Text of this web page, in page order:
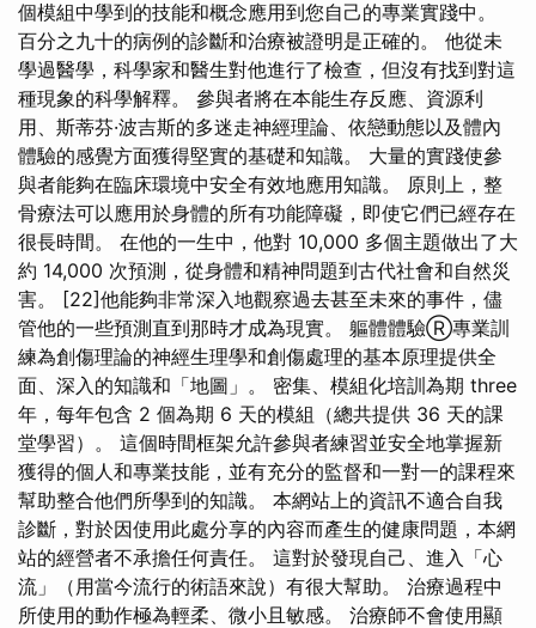
個模組中學到的技能和概念應用到您自己的專業實踐中。
百分之九十的病例的診斷和治療被證明是正確的。 他從未
學過醫學，科學家和醫生對他進行了檢查，但沒有找到對這
種現象的科學解釋。 參與者將在本能生存反應、資源利
用、斯蒂芬·波吉斯的多迷走神經理論、依戀動態以及體內
體驗的感覺方面獲得堅實的基礎和知識。 大量的實踐使參
與者能夠在臨床環境中安全有效地應用知識。 原則上，整
骨療法可以應用於身體的所有功能障礙，即使它們已經存在
很長時間。 在他的一生中，他對 10,000 多個主題做出了大
約 14,000 次預測，從身體和精神問題到古代社會和自然災
害。 [22]他能夠非常深入地觀察過去甚至未來的事件，儘
管他的一些預測直到那時才成為現實。 軀體體驗Ⓡ專業訓
練為創傷理論的神經生理學和創傷處理的基本原理提供全
面、深入的知識和「地圖」。 密集、模組化培訓為期 three
年，每年包含 2 個為期 6 天的模組（總共提供 36 天的課
堂學習）。 這個時間框架允許參與者練習並安全地掌握新
獲得的個人和專業技能，並有充分的監督和一對一的課程來
幫助整合他們所學到的知識。 本網站上的資訊不適合自我
診斷，對於因使用此處分享的內容而產生的健康問題，本網
站的經營者不承擔任何責任。 這對於發現自己、進入「心
流」（用當今流行的術語來說）有很大幫助。 治療過程中
所使用的動作極為輕柔、微小且敏感。 治療師不會使用顯